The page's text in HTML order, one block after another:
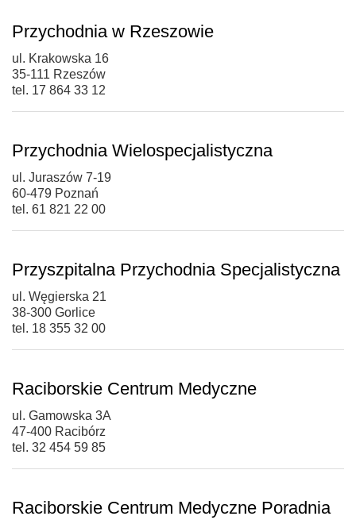
Przychodnia w Rzeszowie
ul. Krakowska 16
35-111 Rzeszów
tel. 17 864 33 12
Przychodnia Wielospecjalistyczna
ul. Juraszów 7-19
60-479 Poznań
tel. 61 821 22 00
Przyszpitalna Przychodnia Specjalistyczna
ul. Węgierska 21
38-300 Gorlice
tel. 18 355 32 00
Raciborskie Centrum Medyczne
ul. Gamowska 3A
47-400 Racibórz
tel. 32 454 59 85
Raciborskie Centrum Medyczne Poradnia